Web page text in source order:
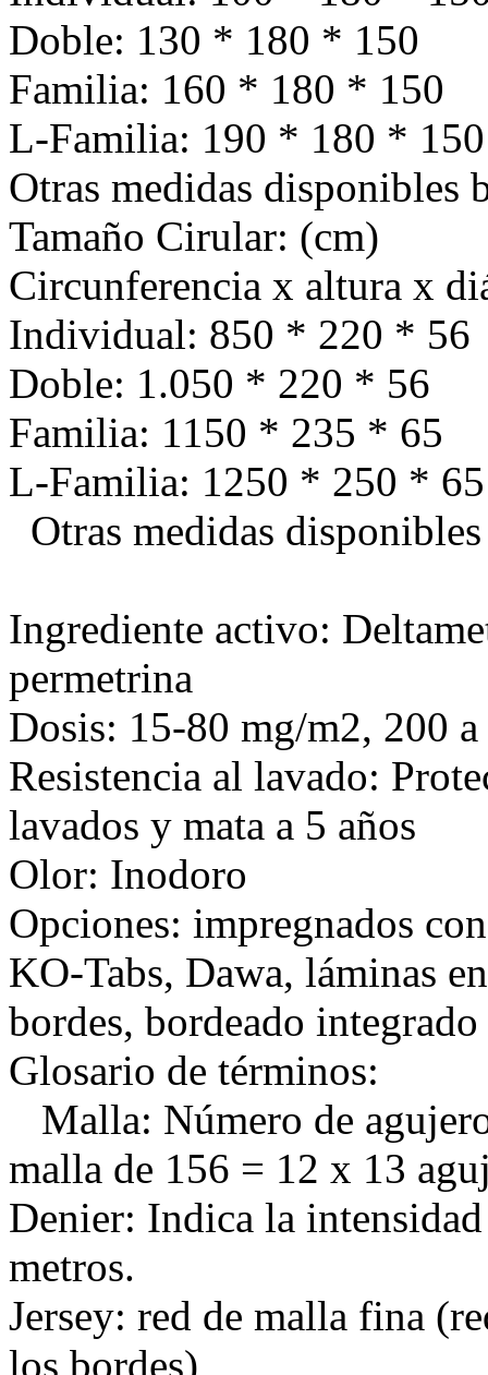
Doble: 130 * 180 * 150
Familia: 160 * 180 * 150
L-Familia: 190 * 180 * 150
Otras medidas disponibles
Tamaño Cirular: (cm)
Circunferencia x altura x
Individual: 850 * 220 * 56
Doble: 1.050 * 220 * 56
Familia: 1150 * 235 * 65
L-Familia: 1250 * 250 * 65
Otras medidas
Ingrediente activo:
permetrina
Dosis: 15-80 mg/m2, 200
Resistencia al lavado:
lavados y mata a 5 años
Olor: Inodoro
Opciones: impregnados
KO-Tabs, Dawa, láminas
bordes, bordeado integrado
Glosario de términos:
Malla: Número de
malla de 156 = 12 x 13
Denier: Indica la
metros.
Jersey: red de malla fina
los bordes)